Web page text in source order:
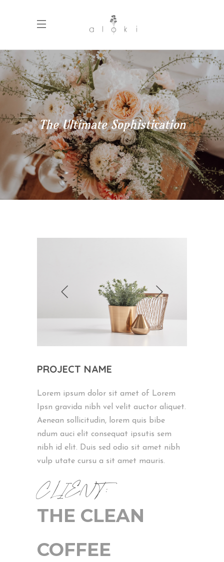
The Ultimate Sophistication
PROJECT NAME
Lorem ipsum dolor sit amet of Lorem
Ipsn gravida nibh vel velit auctor aliquet.
Aenean sollicitudin, lorem quis bibe
ndum auci elit consequat ipsutis sem
nibh id elit. Duis sed odio sit amet nibh
vulp utate cursu a sit amet mauris.
CLIENT:
THE CLEAN
COFFEE